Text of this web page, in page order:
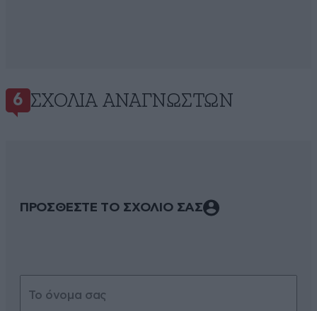
6 ΣΧΌΛΙΑ ΑΝΑΓΝΩΣΤΏΝ
ΠΡΟΣΘΕΣΤΕ ΤΟ ΣΧΟΛΙΟ ΣΑΣ